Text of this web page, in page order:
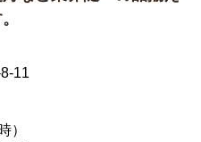
11
）